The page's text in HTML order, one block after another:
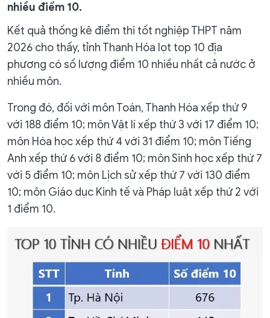
nhiều điểm 10.
Kết quả thống kê điểm thi tốt nghiệp THPT năm
2026 cho thấy, tỉnh Thanh Hóa lọt top 10 địa
phương có số lượng điểm 10 nhiều nhất cả nước ở
nhiều môn.
Trong đó, đối với môn Toán, Thanh Hóa xếp thứ 9
với 188 điểm 10; môn Vật lí xếp thứ 3 với 17 điểm 10;
môn Hóa học xếp thứ 4 với 31 điểm 10; môn Tiếng
Anh xếp thứ 6 với 8 điểm 10; môn Sinh học xếp thứ 7
với 5 điểm 10; môn Lịch sử xếp thứ 7 với 130 điểm
10; môn Giáo dục Kinh tế và Pháp luật xếp thứ 2 với
1 điểm 10.